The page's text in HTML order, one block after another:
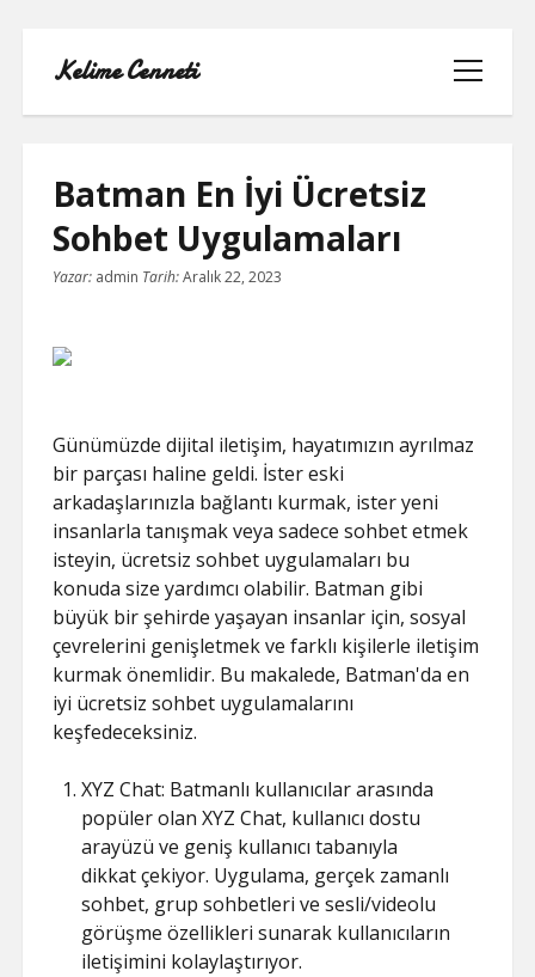
Kelime Cenneti
menüyü
aç
LISTE
TWITTER PROFIL RESMI SILME
Batman En İyi Ücretsiz
Sohbet Uygulamaları
Yazar: admin Tarih:Aralık 22, 2023
Günümüzde dijital iletişim, hayatımızın ayrılmaz
bir parçası haline geldi. İster eski
arkadaşlarınızla bağlantı kurmak, ister yeni
insanlarla tanışmak veya sadece sohbet etmek
isteyin, ücretsiz sohbet uygulamaları bu
konuda size yardımcı olabilir. Batman gibi
büyük bir şehirde yaşayan insanlar için, sosyal
çevrelerini genişletmek ve farklı kişilerle iletişim
kurmak önemlidir. Bu makalede, Batman'da en
iyi ücretsiz sohbet uygulamalarını
keşfedeceksiniz.
XYZ Chat: Batmanlı kullanıcılar arasında
popüler olan XYZ Chat, kullanıcı dostu
arayüzü ve geniş kullanıcı tabanıyla
dikkat çekiyor. Uygulama, gerçek zamanlı
sohbet, grup sohbetleri ve sesli/videolu
görüşme özellikleri sunarak kullanıcıların
iletişimini kolaylaştırıyor.